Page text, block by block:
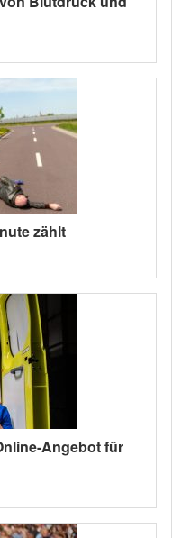
zählt
Angebot für